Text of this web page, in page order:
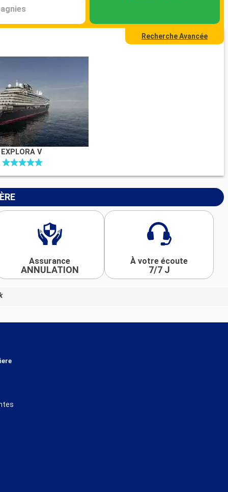
Recherche Avancée
EXPLORA V
Assurance
ANNULATION
À votre écoute
7/7 J